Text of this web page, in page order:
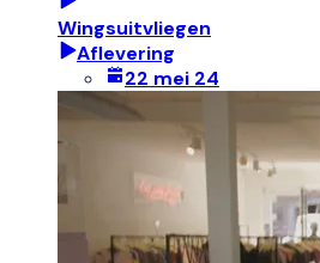
Wingsuitvliegen
Aflevering
22 mei 24